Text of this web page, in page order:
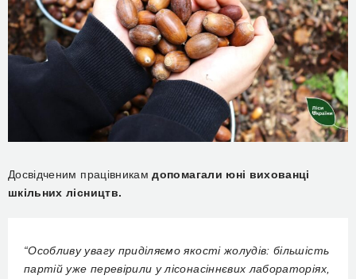
Досвідченим працівникамдопомагали юні вихованці
шкільних лісництв.
“Особливу увагу приділяємо якості жолудів: більшість
партій уже перевірили у лісонасіннєвих лабораторіях,